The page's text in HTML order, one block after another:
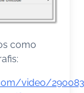
como
video/